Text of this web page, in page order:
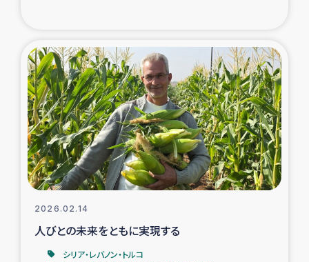
2026.02.14
人びとの未来をともに実現する
シリア・レバノン・トルコ